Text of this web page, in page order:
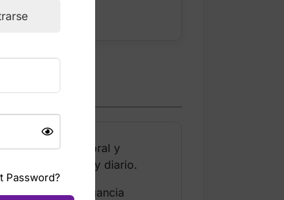
aroma fresco, floral y
para uso casual y diario.
Es una fragancia
Password?